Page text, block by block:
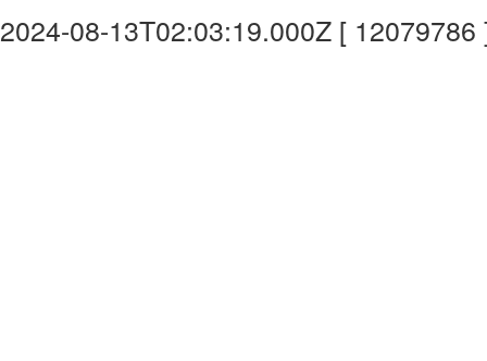
2024-08-13T02:03:19.000Z [ 12079786